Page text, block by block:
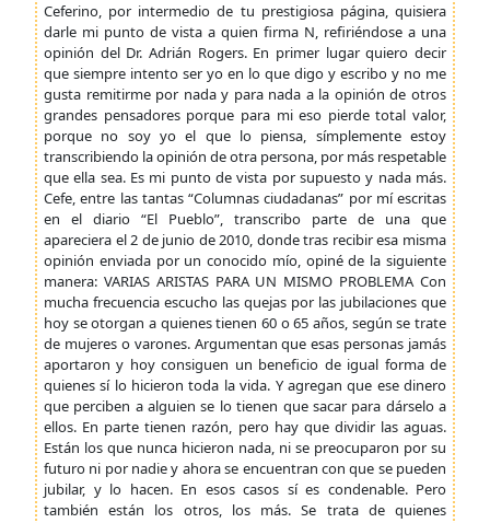
Ceferino, por intermedio de tu prestigiosa página, quisiera
darle mi punto de vista a quien firma N, refiriéndose a una
opinión del Dr. Adrián Rogers. En primer lugar quiero decir
que siempre intento ser yo en lo que digo y escribo y no me
gusta remitirme por nada y para nada a la opinión de otros
grandes pensadores porque para mi eso pierde total valor,
porque no soy yo el que lo piensa, símplemente estoy
transcribiendo la opinión de otra persona, por más respetable
que ella sea. Es mi punto de vista por supuesto y nada más.
Cefe, entre las tantas “Columnas ciudadanas” por mí escritas
en el diario “El Pueblo”, transcribo parte de una que
apareciera el 2 de junio de 2010, donde tras recibir esa misma
opinión enviada por un conocido mío, opiné de la siguiente
manera: VARIAS ARISTAS PARA UN MISMO PROBLEMA Con
mucha frecuencia escucho las quejas por las jubilaciones que
hoy se otorgan a quienes tienen 60 o 65 años, según se trate
de mujeres o varones. Argumentan que esas personas jamás
aportaron y hoy consiguen un beneficio de igual forma de
quienes sí lo hicieron toda la vida. Y agregan que ese dinero
que perciben a alguien se lo tienen que sacar para dárselo a
ellos. En parte tienen razón, pero hay que dividir las aguas.
Están los que nunca hicieron nada, ni se preocuparon por su
futuro ni por nadie y ahora se encuentran con que se pueden
jubilar, y lo hacen. En esos casos sí es condenable. Pero
también están los otros, los más. Se trata de quienes